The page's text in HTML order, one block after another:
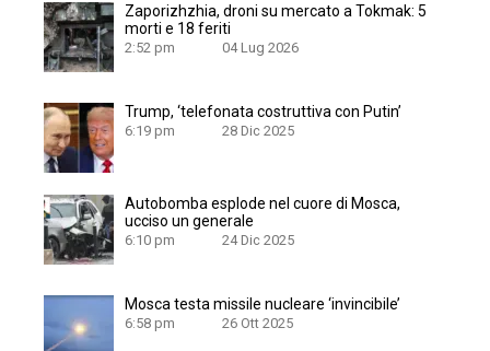
Zaporizhzhia, droni su mercato a Tokmak: 5
morti e 18 feriti
2:52 pm 04 Lug 2026
Trump, ‘telefonata costruttiva con Putin’
6:19 pm 28 Dic 2025
Autobomba esplode nel cuore di Mosca,
ucciso un generale
6:10 pm 24 Dic 2025
Mosca testa missile nucleare ‘invincibile’
6:58 pm 26 Ott 2025